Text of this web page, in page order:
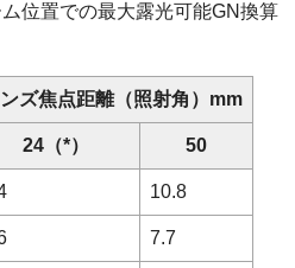
位置での最大露光可能GN換算
ズ焦点距離（照射角）mm
24（*） 50
10.8
7.7